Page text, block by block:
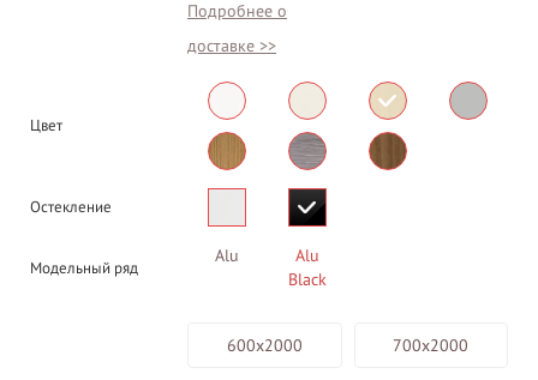
Подробнее о
доставке >>
Цвет
Остекление
Модельный ряд
Alu
Alu
Black
600х2000 700х2000